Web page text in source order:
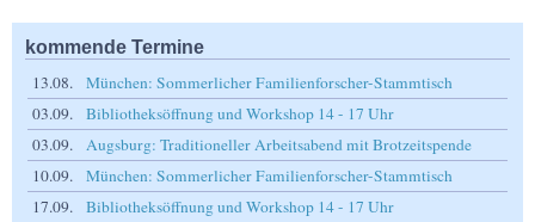
kommende Termine
13.08.
München: Sommerlicher Familienforscher-Stammtisch
03.09.
Bibliotheksöffnung und Workshop 14 - 17 Uhr
03.09.
Augsburg: Traditioneller Arbeitsabend mit Brotzeitspende
10.09.
München: Sommerlicher Familienforscher-Stammtisch
17.09.
Bibliotheksöffnung und Workshop 14 - 17 Uhr